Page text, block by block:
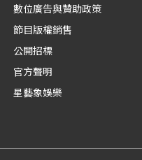
數位廣告與贊助政策
節目版權銷售
公開招標
官方聲明
星藝象娛樂